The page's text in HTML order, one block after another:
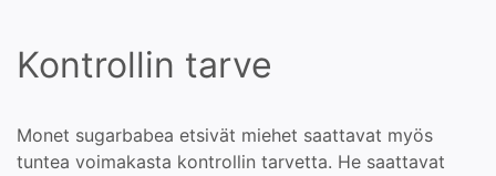
Kontrollin tarve
Monet sugarbabea etsivät miehet saattavat myös
tuntea voimakasta kontrollin tarvetta. He saattavat